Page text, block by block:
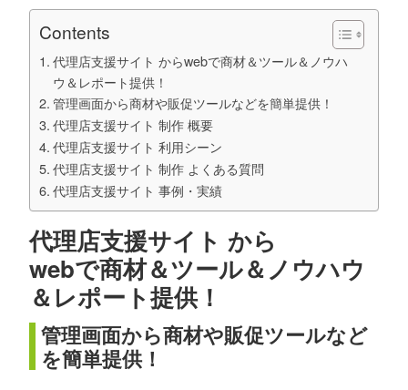
Contents
代理店支援サイト からwebで商材＆ツール＆ノウハ
ウ＆レポート提供！
管理画面から商材や販促ツールなどを簡単提供！
代理店支援サイト 制作 概要
代理店支援サイト 利用シーン
代理店支援サイト 制作 よくある質問
代理店支援サイト 事例・実績
代理店支援サイト から
webで商材＆ツール＆ノウハウ
＆レポート提供！
管理画面から商材や販促ツールなど
を簡単提供！